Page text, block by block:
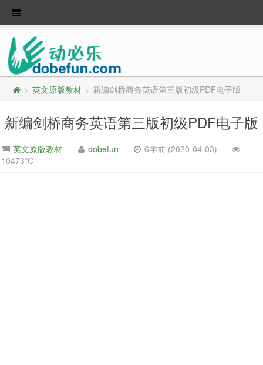
> 英文原版教材 > 新编剑桥商务英语第三版初级PDF电子版
新编剑桥商务英语第三版初级PDF电子版
英文原版教材 dobefun
6年前 (2020-04-03)
10473℃